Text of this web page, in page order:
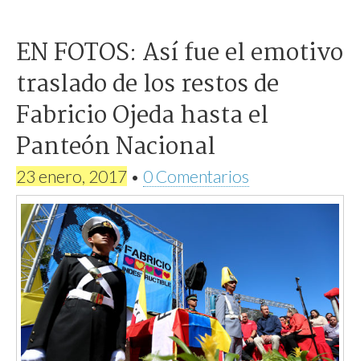
EN FOTOS: Así fue el emotivo
traslado de los restos de
Fabricio Ojeda hasta el
Panteón Nacional
23 enero, 2017 • 0 Comentarios